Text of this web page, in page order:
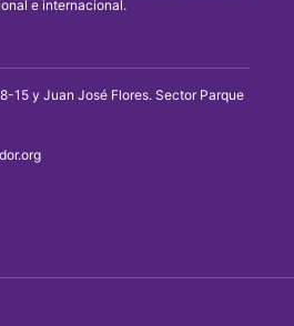
e internacional.
15 y Juan José Flores. Sector Parque